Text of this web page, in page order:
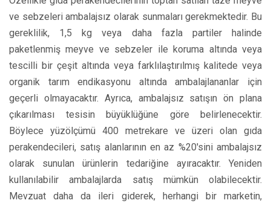
ve sebzeleri ambalajsız olarak sunmaları gerekmektedir. Bu
gereklilik, 1,5 kg veya daha fazla partiler halinde
paketlenmiş meyve ve sebzeler ile koruma altında veya
tescilli bir çeşit altında veya farklılaştırılmış kalitede veya
organik tarım endikasyonu altında ambalajlananlar için
geçerli olmayacaktır. Ayrıca, ambalajsız satışın ön plana
çıkarılması tesisin büyüklüğüne göre belirlenecektir.
Böylece yüzölçümü 400 metrekare ve üzeri olan gıda
perakendecileri, satış alanlarının en az %20'sini ambalajsız
olarak sunulan ürünlerin tedariğine ayıracaktır. Yeniden
kullanılabilir ambalajlarda satış mümkün olabilecektir.
Mevzuat daha da ileri giderek, herhangi bir marketin,